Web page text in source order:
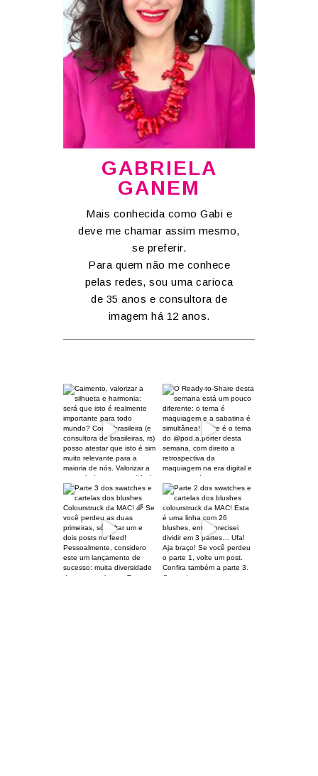
GABRIELA
GANEM
Mais conhecida como Gabi e
deve me chamar assim mesmo,
se preferir.
Para quem não me conhece
pelas redes, sou uma carioca
de 35 anos e consultora de
imagem há 12 anos.